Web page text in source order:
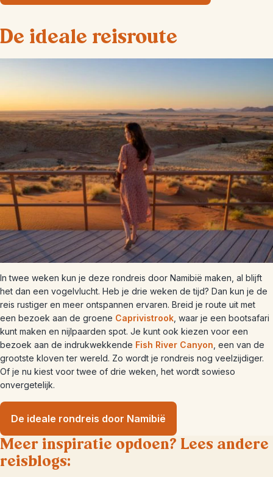
De ideale reisroute
In twee weken kun je deze rondreis door Namibië maken, al blijft
het dan een vogelvlucht. Heb je drie weken de tijd? Dan kun je de
reis rustiger en meer ontspannen ervaren. Breid je route uit met
een bezoek aan de groene Caprivistrook , waar je een bootsafari
kunt maken en nijlpaarden spot. Je kunt ook kiezen voor een
bezoek aan de indrukwekkende Fish River Canyon , een van de
grootste kloven ter wereld. Zo wordt je rondreis nog veelzijdiger.
Of je nu kiest voor twee of drie weken, het wordt sowieso
onvergetelijk.
De ideale rondreis door Namibië
Meer inspiratie opdoen? Lees andere
reisblogs: